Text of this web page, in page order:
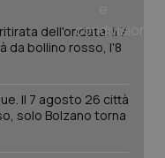
dell'ondata: il 7
da bollino rosso, l'8
Il 7 agosto 26 città
solo Bolzano torna
www.quotidianosanita.it